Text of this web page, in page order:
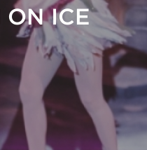
ON ICE